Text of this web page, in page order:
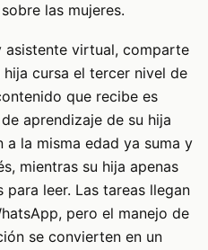
las mujeres.
asistente virtual, comparte
hija cursa el tercer nivel de
que recibe es
aprendizaje de su hija
la misma edad ya suma y
mientras su hija apenas
leer. Las tareas llegan
pero el manejo de
se convierten en un